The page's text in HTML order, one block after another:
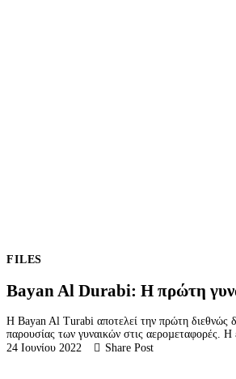
FILES
Bayan Al Durabi: H πρώτη
H Bayan Al Turabi αποτελεί την πρώτη διεθνώς
παρουσίας των γυναικών στις αεροµεταφορές.
24 Ιουνίου 2022
Share Post